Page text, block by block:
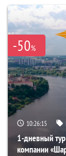
-50%
10:26:13
1-дневный
компании